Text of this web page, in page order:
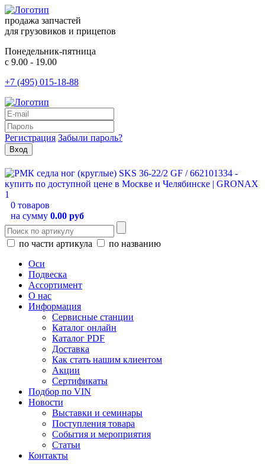
продажа запчастей
для грузовиков и прицепов
Понедельник-пятница
с 9.00 - 19.00
+7 (495) 015-18-88
Регистрация Забыли пароль?
0 товаров
на сумму 0.00 руб
по части артикула
по названию
Оси
Подвеска
Ассортимент
О нас
Информация
Сервисные станции
Каталог онлайн
Каталог PDF
Доставка
Как стать нашим клиентом
Акции
Сертификаты
Подбор по VIN
Новости
Выставки и семинары
Поступления товара
События и мероприятия
Статьи
Контакты